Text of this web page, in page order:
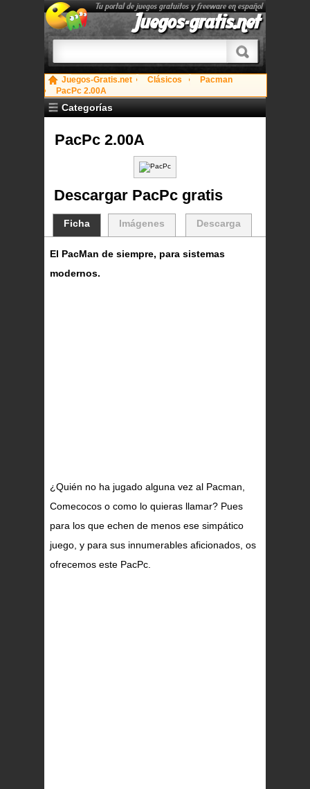
Tu portal de juegos gratuitos y freeware en español
Juegos-gratis.net
Juegos-Gratis.net Clásicos
Pacman
PacPc 2.00A
Categorías
PacPc 2.00A
Descargar PacPc gratis
Descarga
Imágenes
Ficha
El PacMan de siempre, para sistemas
modernos.
¿Quién no ha jugado alguna vez al Pacman,
Comecocos o como lo quieras llamar? Pues
para los que echen de menos ese simpático
juego, y para sus innumerables aficionados, os
ofrecemos este PacPc.